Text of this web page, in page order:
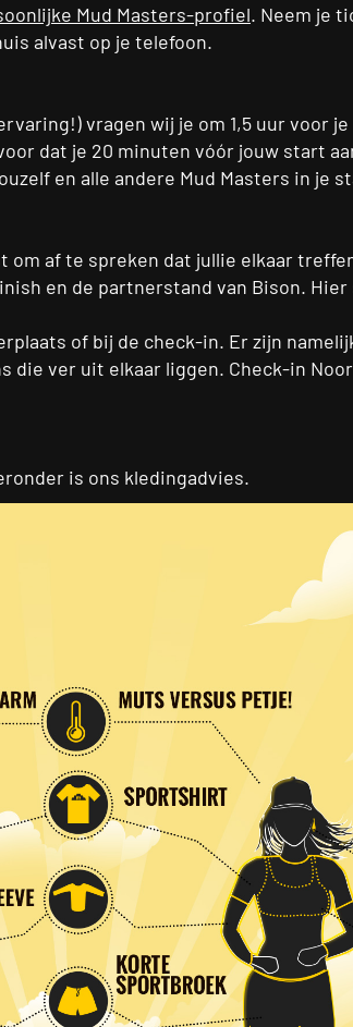
Mud Masters-profiel. Neem je
alvast op je telefoon.
vragen wij je om 1,5 uur voor
dat je 20 minuten vóór jouw start
en alle andere Mud Masters in je
om af te spreken dat jullie elkaar
en de partnerstand van Bison. Hier
of bij de check-in. Er zijn
die ver uit elkaar liggen. Check-in
is ons kledingadvies.